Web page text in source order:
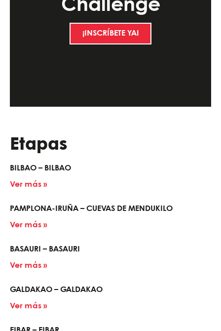
Challenge
¡INSCRÍBETE YA!
Etapas
BILBAO – BILBAO
Ver más »
PAMPLONA-IRUÑA – CUEVAS DE MENDUKILO
Ver más »
BASAURI – BASAURI
Ver más »
GALDAKAO – GALDAKAO
Ver más »